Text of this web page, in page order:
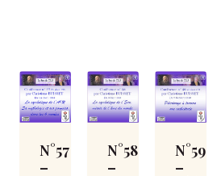
N°57
–
N°58
–
N°59
–